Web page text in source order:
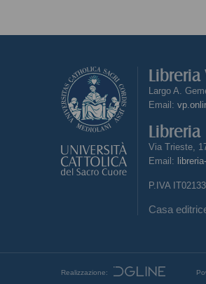
Largo A.
Email:
Libreria
Via Trieste,
Email:
P.IVA
Casa
Realizzazione: